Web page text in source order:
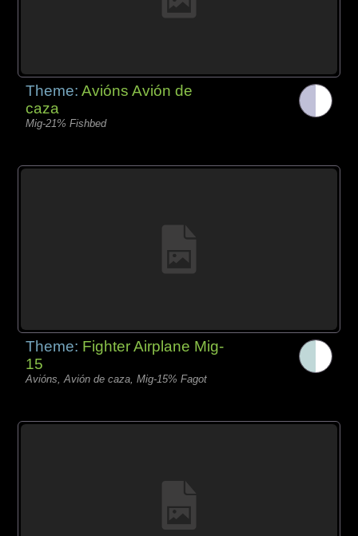
Theme:Avións Avión de
caza
Mig-21% Fishbed
Theme: Fighter Airplane Mig-
15
Avións, Avión de caza, Mig-15% Fagot